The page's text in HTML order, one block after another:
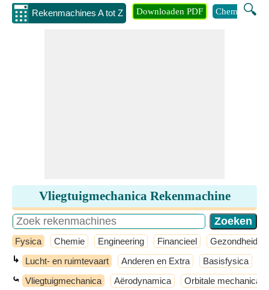
Rekenmachines A tot Z 🔍
Downloaden PDF Chemie
Vliegtuigmechanica Rekenmachine
Fysica Chemie Engineering Financieel Gezondheid
↳ Lucht- en ruimtevaart Anderen en Extra Basisfysica
⤿ Vliegtuigmechanica Aërodynamica Orbitale mechanica